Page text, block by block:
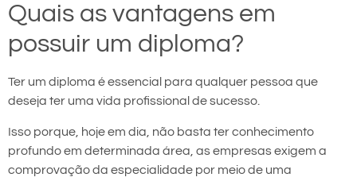
Quais as vantagens em
possuir um diploma?
Ter um diploma é essencial para qualquer pessoa que
deseja ter uma vida profissional de sucesso.
Isso porque, hoje em dia, não basta ter conhecimento
profundo em determinada área, as empresas exigem a
comprovação da especialidade por meio de uma